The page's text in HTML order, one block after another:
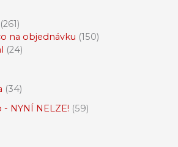
261
na objednávku 150
24
34
NYNÍ NELZE! 59